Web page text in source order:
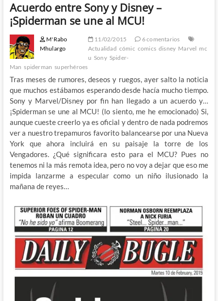
Acuerdo entre Sony y Disney –
¡Spiderman se une al MCU!
M'Rabo
Mhulargo
11/02/2015
6 comentarios
Actualidad cómic comics disney Marvel mc
u Sony Spider-
Man spiderman superhéroes
Tras meses de rumores, deseos y ruegos, ayer salto la noticia
que muchos estábamos esperando desde hacía mucho tiempo.
Sony y Marvel/Disney por fin han llegado a un acuerdo y…
¡Spiderman se une al MCU! (lo siento, me he emocionado) Si,
aunque cueste creerlo ya es oficial y dentro de nada podremos
ver a nuestro trepamuros favorito balancearse por una Nueva
York que ahora incluirá en su paisaje la torre de los
Vengadores. ¿Qué significara esto para el MCU? Pues no
tenemos ni la más remota idea, pero no voy a dejar que eso me
impida lanzarme a especular como un niño ilusionado la
mañana de reyes…